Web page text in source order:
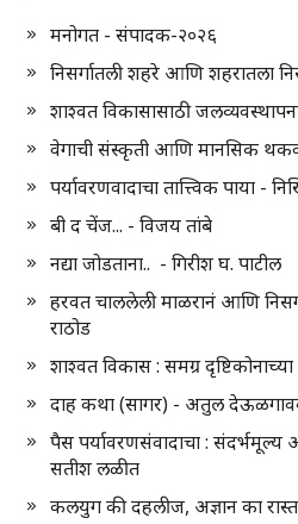
मनोगत - संपादक-२०२६
निसर्गातली शहरे आणि शहरातला
शाश्वत विकासासाठी
वेगाची संस्कृती आणि मानसिक
पर्यावरणवादाचा तात्त्विक पाया -
बी द चेंज... - विजय तांबे
नद्या जोडताना.. - गिरीश घ. पाटील
हरवत चाललेली माळरानं आणि
राठोड
शाश्वत विकास : समग्र
दाह कथा (सागर) - अतुल
पैस पर्यावरणसंवादाचा :
सतीश लळीत
कलयुग की दहलीज, अज्ञान का